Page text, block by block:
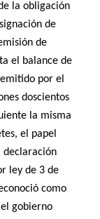
la obligación
de
de
el balance de
por el
doscientos
la misma
el papel
declaración
ley de 3 de
como
gobierno